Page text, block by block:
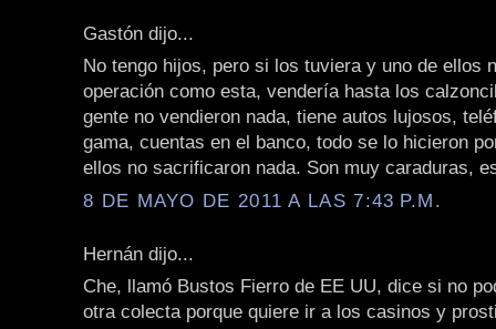
Gastón dijo...
No tengo hijos, pero si los tuviera y uno de ellos
operación como esta, vendería hasta los
gente no vendieron nada, tiene autos lujosos,
gama, cuentas en el banco, todo se lo hicieron
ellos no sacrificaron nada. Son muy caraduras,
8 DE MAYO DE 2011 A LAS 7:43 P.M.
Hernán dijo...
Che, llamó Bustos Fierro de EE UU, dice si no
otra colecta porque quiere ir a los casinos y